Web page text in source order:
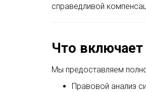
справедливой
Что включает
Мы предоставляем
Правовой анализ